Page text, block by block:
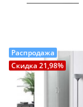
Распродажа
Скидка 21,98%